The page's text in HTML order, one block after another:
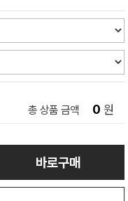
총 상품 금액 0 원
바로구매